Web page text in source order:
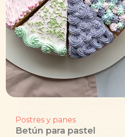
Postres y panes
Betún para pastel